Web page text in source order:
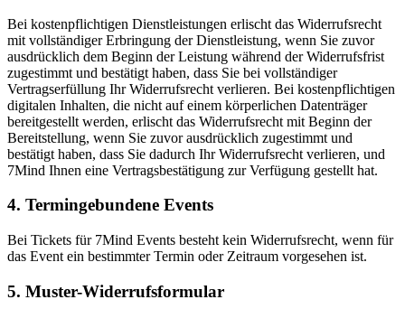
Bei kostenpflichtigen Dienstleistungen erlischt das Widerrufsrecht
mit vollständiger Erbringung der Dienstleistung, wenn Sie zuvor
ausdrücklich dem Beginn der Leistung während der Widerrufsfrist
zugestimmt und bestätigt haben, dass Sie bei vollständiger
Vertragserfüllung Ihr Widerrufsrecht verlieren. Bei kostenpflichtigen
digitalen Inhalten, die nicht auf einem körperlichen Datenträger
bereitgestellt werden, erlischt das Widerrufsrecht mit Beginn der
Bereitstellung, wenn Sie zuvor ausdrücklich zugestimmt und
bestätigt haben, dass Sie dadurch Ihr Widerrufsrecht verlieren, und
7Mind Ihnen eine Vertragsbestätigung zur Verfügung gestellt hat.
4. Termingebundene Events
Bei Tickets für 7Mind Events besteht kein Widerrufsrecht, wenn für
das Event ein bestimmter Termin oder Zeitraum vorgesehen ist.
5. Muster-Widerrufsformular